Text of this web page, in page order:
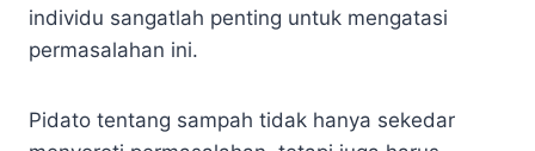
individu sangatlah penting untuk mengatasi
permasalahan ini.
Pidato tentang sampah tidak hanya sekedar